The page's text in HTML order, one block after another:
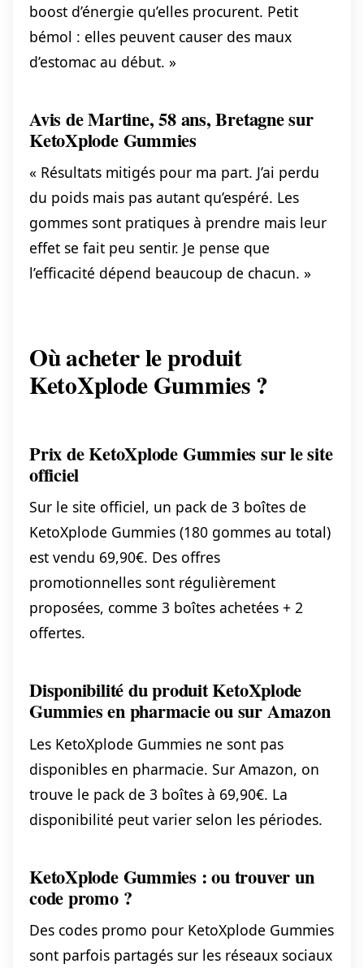
boost d’énergie qu’elles procurent. Petit
bémol : elles peuvent causer des maux
d’estomac au début. »
Avis de Martine, 58 ans, Bretagne sur
KetoXplode Gummies
« Résultats mitigés pour ma part. J’ai perdu
du poids mais pas autant qu’espéré. Les
gommes sont pratiques à prendre mais leur
effet se fait peu sentir. Je pense que
l’efficacité dépend beaucoup de chacun. »
Où acheter le produit
KetoXplode Gummies ?
Prix de KetoXplode Gummies sur le site
officiel
Sur le site officiel, un pack de 3 boîtes de
KetoXplode Gummies (180 gommes au total)
est vendu 69,90€. Des offres
promotionnelles sont régulièrement
proposées, comme 3 boîtes achetées + 2
offertes.
Disponibilité du produit KetoXplode
Gummies en pharmacie ou sur Amazon
Les KetoXplode Gummies ne sont pas
disponibles en pharmacie. Sur Amazon, on
trouve le pack de 3 boîtes à 69,90€. La
disponibilité peut varier selon les périodes.
KetoXplode Gummies : ou trouver un
code promo ?
Des codes promo pour KetoXplode Gummies
sont parfois partagés sur les réseaux sociaux